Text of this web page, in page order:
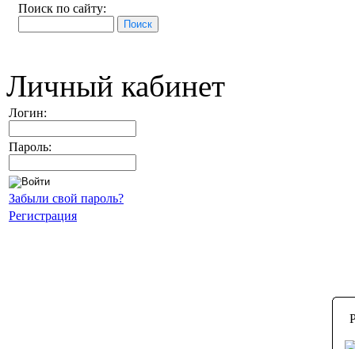
Поиск по сайту:
Личный кабинет
Логин:
Пароль:
Забыли свой пароль?
Регистрация